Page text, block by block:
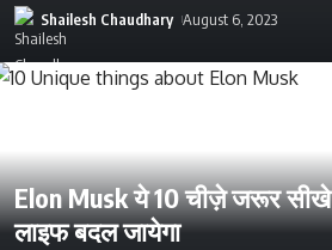
Shailesh Chaudhary August 6, 2023
Elon Musk ये 10 चीज़े जरूर सीखे
लाइफ बदल जायेगा